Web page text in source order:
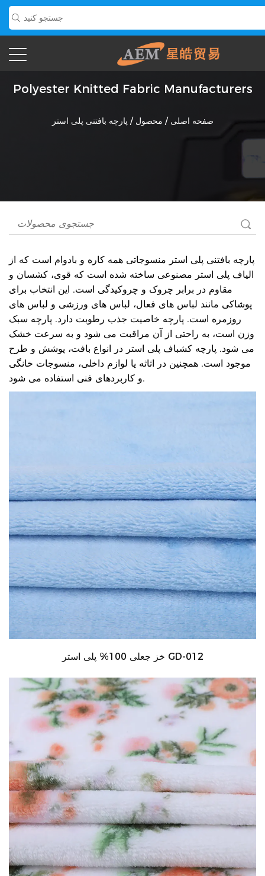
Polyester Knitted Fabric Manufacturers
صفحه اصلی / محصول / پارچه بافتنی پلی استر
پارچه بافتنی پلی استر منسوجاتی همه کاره و بادوام است که از
الیاف پلی استر مصنوعی ساخته شده است که قوی، کشسان و
مقاوم در برابر چروک و چروکیدگی است. این انتخاب برای
پوشاکی مانند لباس های فعال، لباس های ورزشی و لباس های
روزمره است. پارچه خاصیت جذب رطوبت دارد. پارچه سبک
وزن است، به راحتی از آن مراقبت می شود و به سرعت خشک
می شود. پارچه کشباف پلی استر در انواع بافت، پوشش و طرح
موجود است. همچنین در اثاثه یا لوازم داخلی، منسوجات خانگی
و کاربردهای فنی استفاده می شود.
خز جعلی 100% پلی استر GD-012